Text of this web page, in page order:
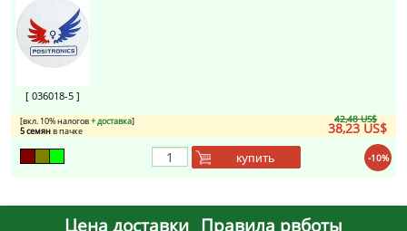
[ 036018-5 ]
42,48 US$
38,23 US$
[вкл. 10% налогов+ доставка]
5 семянв пачке
-10%
купить
Цена доставки Правила рвботы